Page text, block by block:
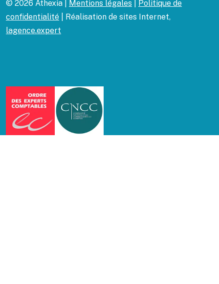
© 2026 Athexia | Mentions légales
Politique de
confidentialité | Réalisation de sites Internet,
lagence.expert